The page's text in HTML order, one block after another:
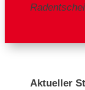
Aktueller